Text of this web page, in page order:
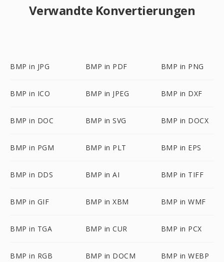
Verwandte Konvertierungen
BMP in JPG BMP in PDF BMP in PNG
BMP in ICO BMP in JPEG BMP in DXF
BMP in DOC BMP in SVG BMP in DOCX
BMP in PGM BMP in PLT BMP in EPS
BMP in DDS BMP in AI BMP in TIFF
BMP in GIF BMP in XBM BMP in WMF
BMP in TGA BMP in CUR BMP in PCX
BMP in RGB BMP in DOCM BMP in WEBP